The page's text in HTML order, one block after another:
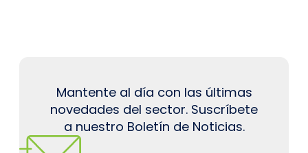
Mantente al día con las últimas
novedades del sector. Suscríbete
a nuestro Boletín de Noticias.